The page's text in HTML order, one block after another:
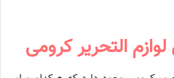
التحریر کرومی